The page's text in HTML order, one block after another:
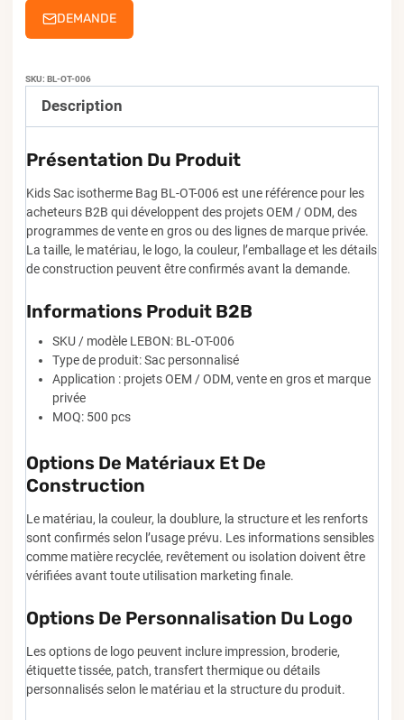
DEMANDE
SKU: BL-OT-006
Description
Présentation Du Produit
Kids Sac isotherme Bag BL-OT-006 est une référence pour les
acheteurs B2B qui développent des projets OEM / ODM, des
programmes de vente en gros ou des lignes de marque privée.
La taille, le matériau, le logo, la couleur, l’emballage et les détails
de construction peuvent être confirmés avant la demande.
Informations Produit B2B
SKU / modèle LEBON: BL-OT-006
Type de produit: Sac personnalisé
Application : projets OEM / ODM, vente en gros et marque
privée
MOQ: 500 pcs
Options De Matériaux Et De
Construction
Le matériau, la couleur, la doublure, la structure et les renforts
sont confirmés selon l’usage prévu. Les informations sensibles
comme matière recyclée, revêtement ou isolation doivent être
vérifiées avant toute utilisation marketing finale.
Options De Personnalisation Du Logo
Les options de logo peuvent inclure impression, broderie,
étiquette tissée, patch, transfert thermique ou détails
personnalisés selon le matériau et la structure du produit.